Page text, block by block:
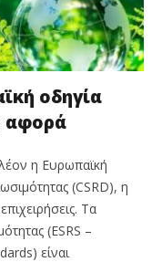
οδηγία
αφορά
η Ευρωπαϊκή
(CSRD), η
Τα
(ESRS –
είναι